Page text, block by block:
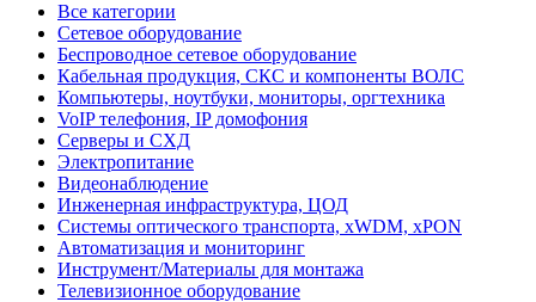
Все категории
Сетевое оборудование
Беспроводное сетевое оборудование
Кабельная продукция, СКС и компоненты ВОЛС
Компьютеры, ноутбуки, мониторы, оргтехника
VoIP телефония, IP домофония
Серверы и СХД
Электропитание
Видеонаблюдение
Инженерная инфраструктура, ЦОД
Системы оптического транспорта, xWDM, xPON
Автоматизация и мониторинг
Инструмент/Материалы для монтажа
Телевизионное оборудование